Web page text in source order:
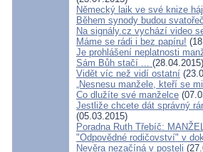
Německý laik ve své knize
Během synody budou
Na signály.cz vychází video
Máme se rádi i bez papíru!
Je prohlášení neplatnosti
Sám Bůh stačí ... (28.04.2015)
Vidět víc než vidí ostatní
„Nesnesu manžele, kteří se
Co dlužíte své manželce
Jestliže chcete dát správný
(05.03.2015)
Poradna Ruth Třebíč:
"Odpovědné rodičovství" v
Nevěra nezačíná v posteli